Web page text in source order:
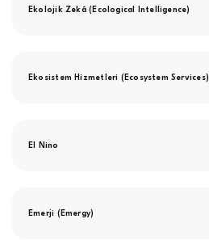
Ekolojik Zekâ (Ecological Intelligence)
Ekosistem Hizmetleri (Ecosystem Services)
El Nino
Emerji (Emergy)